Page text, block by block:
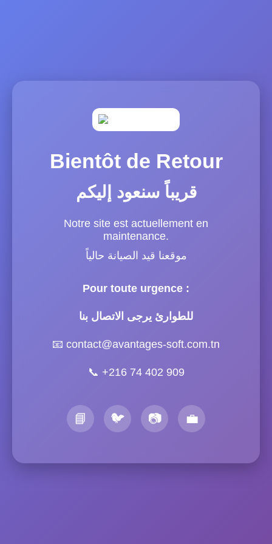
Bientôt de Retour
قريباً سنعود إليكم
Notre site est actuellement en
maintenance.
موقعنا قيد الصيانة حالياً
Pour toute urgence :
للطوارئ يرجى الاتصال بنا
📧 contact@avantages-soft.com.tn
📞 +216 74 402 909
📘 🐦 📷 💼